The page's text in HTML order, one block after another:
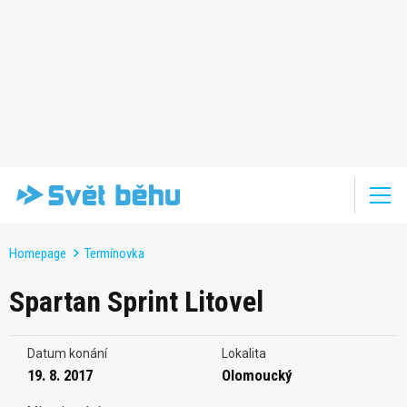
Homepage Termínovka
Spartan Sprint Litovel
Datum konání
19. 8. 2017
Lokalita
Olomoucký